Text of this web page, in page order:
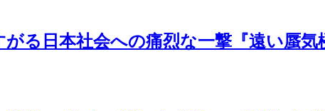
る日本社会への痛烈な一撃『遠い蜃気